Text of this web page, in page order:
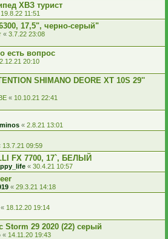
ХВЗ турист
19.8.22 11:51
17,5", черно-серый"
« 3.7.22 23:08
есть вопрос
20:10
SHIMANO DEORE XT 10S 29''
« 10.10.21 22:41
« 2.8.21 13:01
13.7.21 09:59
FX 7700, 17`, БЕЛЫЙ
« 30.4.21 10:57
« 29.3.21 14:18
« 18.12.20 19:14
Storm 29 2020 (22) серый
« 14.11.20 19:43